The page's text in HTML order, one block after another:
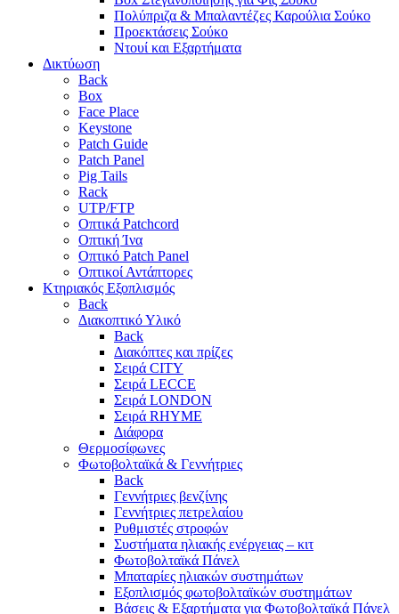
Πολύπριζα & Μπαλαντέζες Καρούλια Σούκο
Προεκτάσεις Σούκο
Ντουί και Εξαρτήματα
Δικτύωση
Back
Box
Face Place
Keystone
Patch Guide
Patch Panel
Pig Tails
Rack
UTP/FTP
Οπτικά Patchcord
Οπτική Ίνα
Οπτικό Patch Panel
Οπτικοί Αντάπτορες
Κτηριακός Εξοπλισμός
Back
Διακοπτικό Υλικό
Back
Διακόπτες και πρίζες
Σειρά CITY
Σειρά LECCE
Σειρά LONDON
Σειρά RHYME
Διάφορα
Θερμοσίφωνες
Φωτοβολταϊκά & Γεννήτριες
Back
Γεννήτριες βενζίνης
Γεννήτριες πετρελαίου
Ρυθμιστές στροφών
Συστήματα ηλιακής ενέργειας – κιτ
Φωτοβολταϊκά Πάνελ
Μπαταρίες ηλιακών συστημάτων
Εξοπλισμός φωτοβολταϊκών συστημάτων
Βάσεις & Εξαρτήματα για Φωτοβολταϊκά Πάνελ